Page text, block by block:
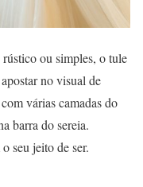
ou simples, o tule
no visual de
várias camadas do
barra do sereia.
seu jeito de ser.